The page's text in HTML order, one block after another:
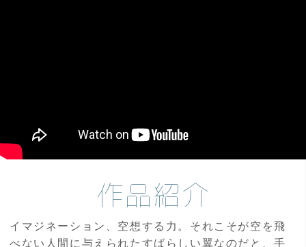
作品紹介
イマジネーション、空想する力。それこそが空を飛
べない人間に与えられたすばらしい翼なのだと、手